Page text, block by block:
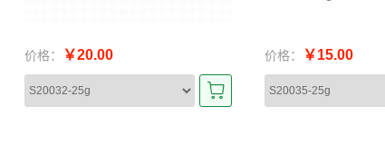
价格： ￥20.00 价格： ￥15.00